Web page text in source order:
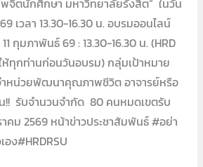
จิตนักศึกษา มหาวิทยาลัยรังสิต” ในวัน
เวลา 13.30-16.30 น. อบรมออนไลน์
กุมภาพันธ์ 69 : 13.30-16.30 น. (HRD
ห้ทุกท่านก่อนวันอบรม) กลุ่มเป้าหมาย
ำหน่วยพัฒนาคุณภาพชีวิต อาจารย์หรือ
รับจำนวนจำกัด 80 คนหมดเขตรับ
คม 2569 หน้าข่าวประชาสัมพันธ์ #อย่า
ง#HRDRSU